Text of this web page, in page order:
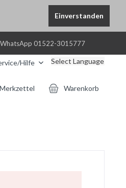
Einverstanden
01522-3015777
Hilfe Select Language
Warenkorb
Merkzettel